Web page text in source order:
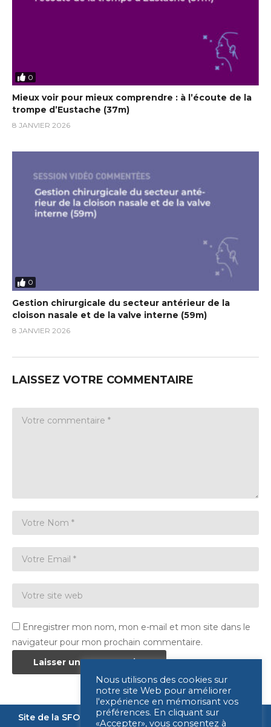
0
Mieux voir pour mieux comprendre : à l’écoute de la
trompe d’Eustache (37m)
8 JANVIER 2026
0
Gestion chirurgicale du secteur antérieur de la
cloison nasale et de la valve interne (59m)
8 JANVIER 2026
LAISSEZ VOTRE COMMENTAIRE
Enregistrer mon nom, mon e-mail et mon site dans le
navigateur pour mon prochain commentaire.
Site de la SFORL Nous contacter Mentions légales
Nous utilisons des cookies sur
notre site Web pour améliorer
l'expérience en mémorisant vos
préférences. En cliquant sur
«Accepter», vous consentez à